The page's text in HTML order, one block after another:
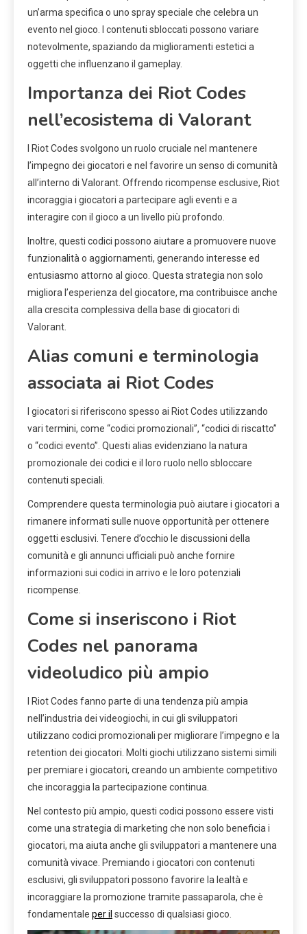
un’arma specifica o uno spray speciale che celebra un
evento nel gioco. I contenuti sbloccati possono variare
notevolmente, spaziando da miglioramenti estetici a
oggetti che influenzano il gameplay.
Importanza dei Riot Codes
nell’ecosistema di Valorant
I Riot Codes svolgono un ruolo cruciale nel mantenere
l’impegno dei giocatori e nel favorire un senso di comunità
all’interno di Valorant. Offrendo ricompense esclusive, Riot
incoraggia i giocatori a partecipare agli eventi e a
interagire con il gioco a un livello più profondo.
Inoltre, questi codici possono aiutare a promuovere nuove
funzionalità o aggiornamenti, generando interesse ed
entusiasmo attorno al gioco. Questa strategia non solo
migliora l’esperienza del giocatore, ma contribuisce anche
alla crescita complessiva della base di giocatori di
Valorant.
Alias comuni e terminologia
associata ai Riot Codes
I giocatori si riferiscono spesso ai Riot Codes utilizzando
vari termini, come “codici promozionali”, “codici di riscatto”
o “codici evento”. Questi alias evidenziano la natura
promozionale dei codici e il loro ruolo nello sbloccare
contenuti speciali.
Comprendere questa terminologia può aiutare i giocatori a
rimanere informati sulle nuove opportunità per ottenere
oggetti esclusivi. Tenere d’occhio le discussioni della
comunità e gli annunci ufficiali può anche fornire
informazioni sui codici in arrivo e le loro potenziali
ricompense.
Come si inseriscono i Riot
Codes nel panorama
videoludico più ampio
I Riot Codes fanno parte di una tendenza più ampia
nell’industria dei videogiochi, in cui gli sviluppatori
utilizzano codici promozionali per migliorare l’impegno e la
retention dei giocatori. Molti giochi utilizzano sistemi simili
per premiare i giocatori, creando un ambiente competitivo
che incoraggia la partecipazione continua.
Nel contesto più ampio, questi codici possono essere visti
come una strategia di marketing che non solo beneficia i
giocatori, ma aiuta anche gli sviluppatori a mantenere una
comunità vivace. Premiando i giocatori con contenuti
esclusivi, gli sviluppatori possono favorire la lealtà e
incoraggiare la promozione tramite passaparola, che è
fondamentale per il successo di qualsiasi gioco.